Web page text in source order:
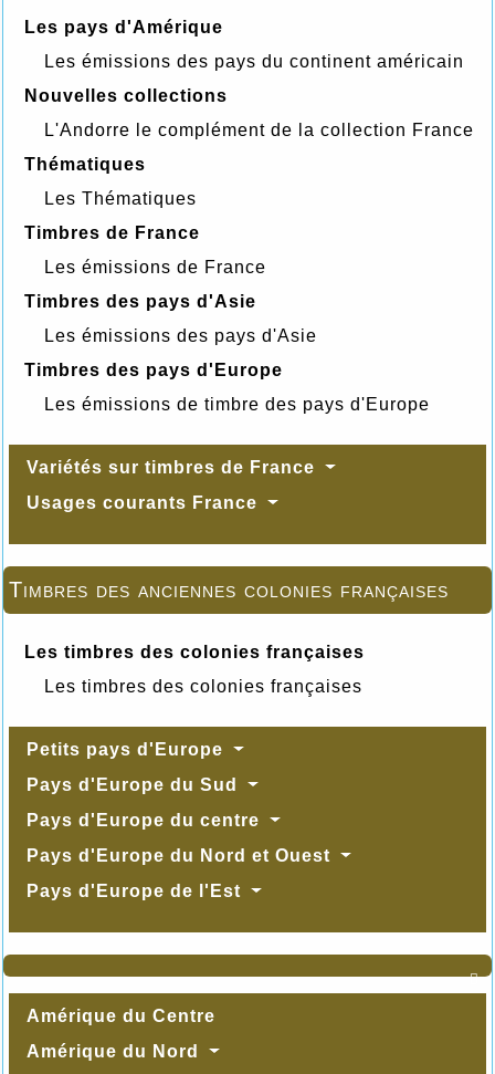
Les pays d'Amérique
Les émissions des pays du continent américain
Nouvelles collections
L'Andorre le complément de la collection France
Thématiques
Les Thématiques
Timbres de France
Les émissions de France
Timbres des pays d'Asie
Les émissions des pays d'Asie
Timbres des pays d'Europe
Les émissions de timbre des pays d'Europe
Variétés sur timbres de France
Usages courants France
Timbres des anciennes colonies françaises
Les timbres des colonies françaises
Les timbres des colonies françaises
Petits pays d'Europe
Pays d'Europe du Sud
Pays d'Europe du centre
Pays d'Europe du Nord et Ouest
Pays d'Europe de l'Est

Amérique du Centre
Amérique du Nord